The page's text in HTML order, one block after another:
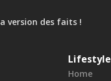
version des faits !
Lifestyle
Home